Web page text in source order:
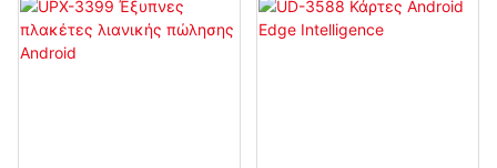
επεξεργαστής NPU 0.8 Tops, μέγιστη
μνήμη RAM 8GB και μνήμη ROM
128GB, διπλή οθόνη.
και 128GB ROM, υποστήριξη Mini
PCI-E 4G, υποστήριξη διπλής